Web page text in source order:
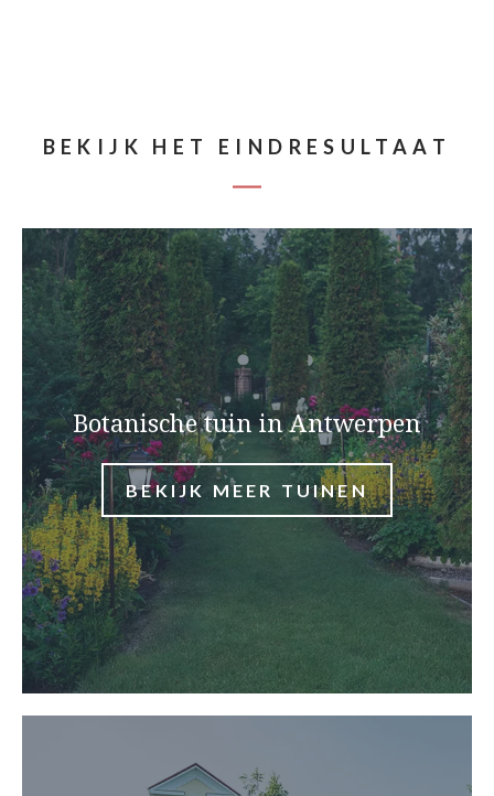
BEKIJK HET EINDRESULTAAT
Botanische tuin in Antwerpen
BEKIJK MEER TUINEN